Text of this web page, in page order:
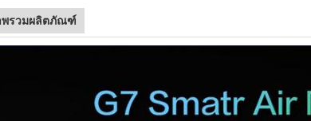
พรวมผลิตภัณฑ์